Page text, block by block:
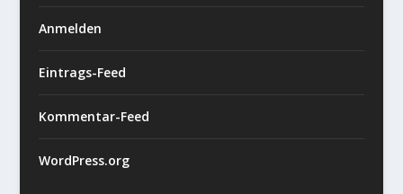
Anmelden
Eintrags-Feed
Kommentar-Feed
WordPress.org